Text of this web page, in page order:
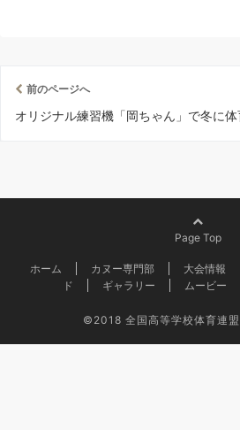
前のページへ
オリジナル練習機「岡ちゃん」で冬に体
Page Top
ホーム カヌー専門部 大会情報
ド
ギャラリー ムービー
©2018 全国高等学校体育連